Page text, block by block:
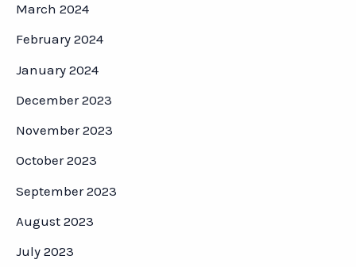
March 2024
February 2024
January 2024
December 2023
November 2023
October 2023
September 2023
August 2023
July 2023